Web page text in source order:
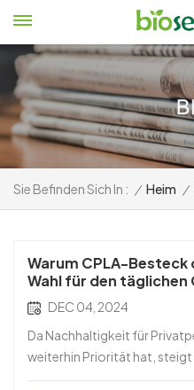
Sie Befinden Sich In : / Heim /
Warum CPLA-
Wahl für den täglichen
DEC 04, 2024
Da Nachhaltigkeit für
weiterhin Priorität hat, steigt
umweltfreundlichen